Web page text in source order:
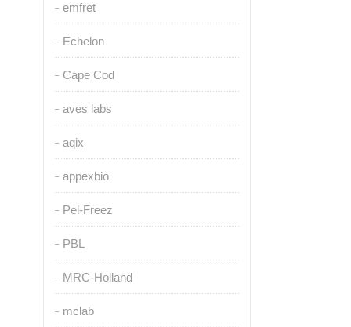
emfret
Echelon
Cape Cod
aves labs
aqix
appexbio
Pel-Freez
PBL
MRC-Holland
mclab